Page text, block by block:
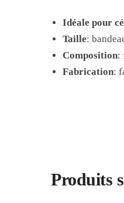
Idéale pour
Taille:
Composition:
Fabrication:
Produits